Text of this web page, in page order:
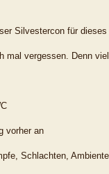
Silvestercon für
mal vergessen. Denn
vorher an
Schlachten,